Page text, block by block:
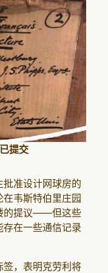
提交
准设计网球房的
韦斯特伯里庄园
的提议——但这些
在一些通信记录
，表明克劳利将